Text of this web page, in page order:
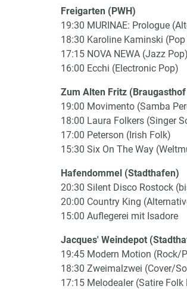
Freigarten (PWH)
19:30 MURINAE: Prologue
18:30 Karoline Kaminski (Pop
17:15 NOVA NEWA (Jazz Pop)
16:00 Ecchi (Electronic Pop)
Zum Alten Fritz
19:00 Movimento (Samba
18:00 Laura Folkers (Singer
17:00 Peterson (Irish Folk)
15:30 Six On The Way
Hafendommel (Stadthafen)
20:30 Silent Disco Rostock
20:00 Country King
15:00 Auflegerei mit Isadore
Jacques' Weindepot
19:45 Modern Motion (Rock/
18:30 Zweimalzwei (Cover/
17:15 Melodealer (Satire Folk